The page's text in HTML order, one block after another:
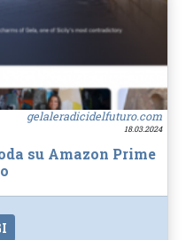
gelaleradicidelfuturo.com
18.03.2024
su Amazon Prime